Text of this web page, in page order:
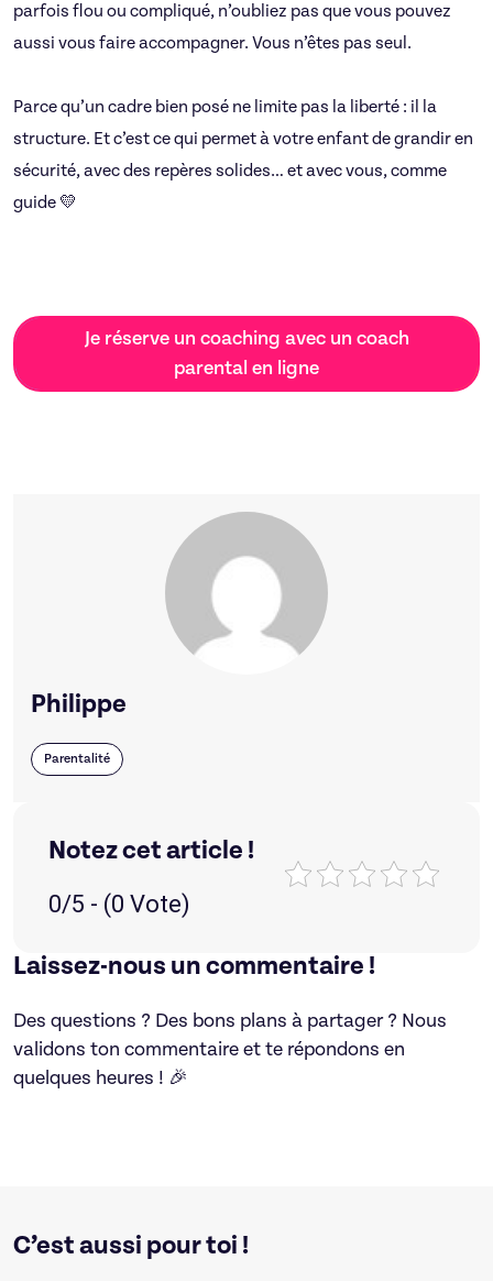
parfois flou ou compliqué, n’oubliez pas que vous pouvez
aussi vous faire accompagner. Vous n’êtes pas seul.
Parce qu’un cadre bien posé ne limite pas la liberté : il la
structure. Et c’est ce qui permet à votre enfant de grandir en
sécurité, avec des repères solides… et avec vous, comme
guide 💛
Je réserve un coaching avec un coach
parental en ligne
Philippe
Parentalité
Notez cet article !
0/5 - (0 Vote)
Laissez-nous un commentaire !
Des questions ? Des bons plans à partager ? Nous
validons ton commentaire et te répondons en
quelques heures ! 🎉
C’est aussi pour toi !